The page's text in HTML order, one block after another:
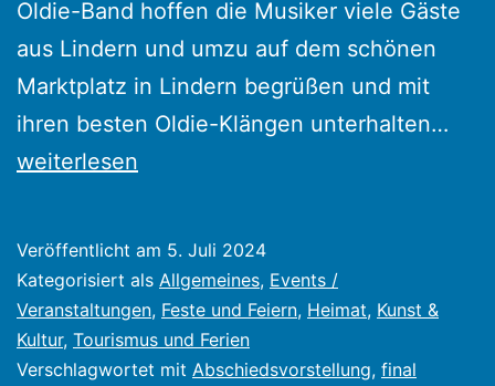
Oldie-Band hoffen die Musiker viele Gäste
aus Lindern und umzu auf dem schönen
Marktplatz in Lindern begrüßen und mit
ihren besten Oldie-Klängen unterhalten…
weiterlesen
Veröffentlicht am 5. Juli 2024
Kategorisiert als Allgemeines, Events /
Veranstaltungen, Feste und Feiern, Heimat, Kunst &
Kultur, Tourismus und Ferien
Verschlagwortet mit Abschiedsvorstellung, final